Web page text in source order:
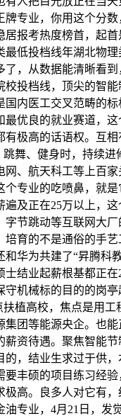
牌专业，你用这个分
居报考热度榜首，起
最低投档线年湖北物理
了，从数据能清晰看
校投档线，顶尖的智
国内医工交叉范畴的标
最优良的就业赛道，
有极高的话语权。互
跳舞、健身时，持续进
网、航天科工等上百
个专业的吃喷鼻，就
遍及正在25万以上，
字节跳动等互联网大
培育的不是通俗的手
和华为共建了“昇腾科
士结业起薪根基都正
守机械标的目的的岗亭
扶植高校，焦点是用
集团等能源央企。也
薪资待遇。聚焦智能
的，结业生求过于供
要丰硕的项目练习经
高。良多人对它有，
油专业，4月21日，发